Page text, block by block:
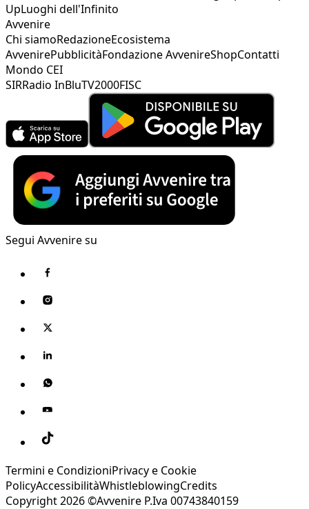
UpLuoghi dell'Infinito
Avvenire
Chi siamoRedazioneEcosistema
AvvenirePubblicitàFondazione AvvenireShopContatti
Mondo CEI
SIRRadio InBluTV2000FISC
Segui Avvenire su
Termini e CondizioniPrivacy e Cookie
PolicyAccessibilitàWhistleblowingCredits
Copyright 2026 ©Avvenire P.Iva 00743840159